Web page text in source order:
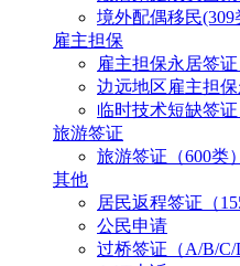
境外配偶移民(309
雇主担保
雇主担保永居签证
边远地区雇主担保
临时技术短缺签证
旅游签证
旅游签证（600类）
其他
居民返程签证（
公民申请
过桥签证（A/B/C/